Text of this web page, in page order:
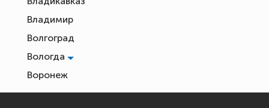
Владимир
Волгоград
Вологда
Воронеж
Екатеринбург